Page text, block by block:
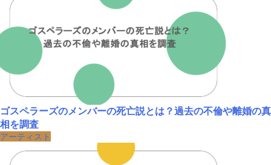
ゴスペラーズのメンバーの死亡説とは？過去の不倫や離婚の真
相を調査
アーティスト